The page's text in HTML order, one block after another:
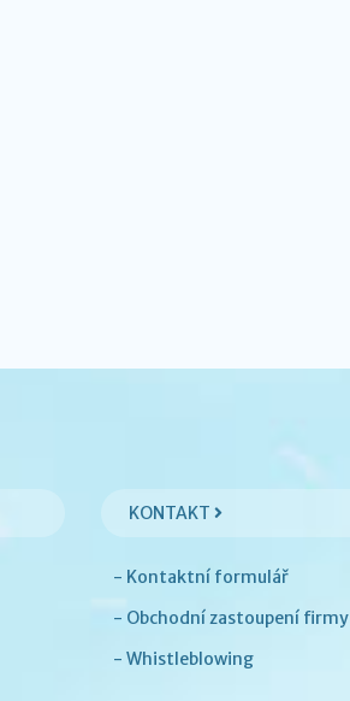
KONTAKT
- Kontaktní formulář
- Obchodní zastoupení firmy
- Whistleblowing